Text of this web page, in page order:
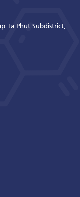
Ta Phut Subdistrict,